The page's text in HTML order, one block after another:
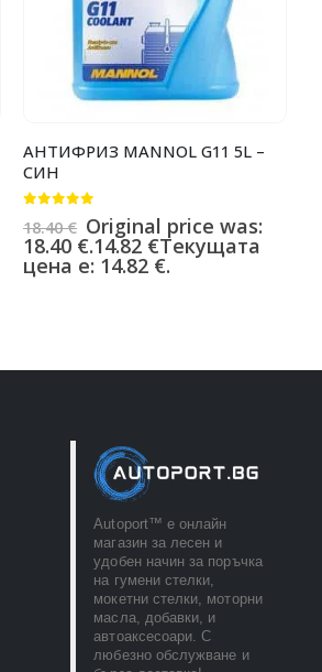
АНТИФРИЗ MANNOL G11 5L –
СИН
18.40€ Original price was:
18.40 €.14.82 €Текущата
цена е: 14.82 €.
Autoport™ e онлайн
магазин за лесен и
удобен начин за поръчка
на гумени стелки,
мокетни стелки, моторни
масла, добавки, и
автоаксесоари. С
любезно обслужване и